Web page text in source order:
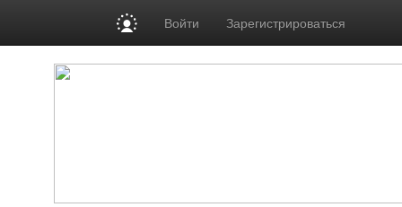
Войти Зарегистрироваться